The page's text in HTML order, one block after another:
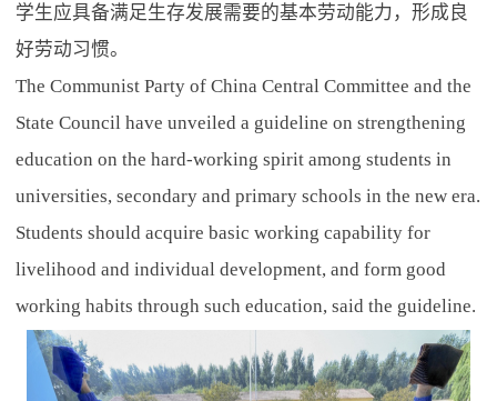
学生应具备满足生存发展需要的基本劳动能力，形成良
好劳动习惯。
The Communist Party of China Central Committee and the
State Council have unveiled a guideline on strengthening
education on the hard-working spirit among students in
universities, secondary and primary schools in the new era.
Students should acquire basic working capability for
livelihood and individual development, and form good
working habits through such education, said the guideline.